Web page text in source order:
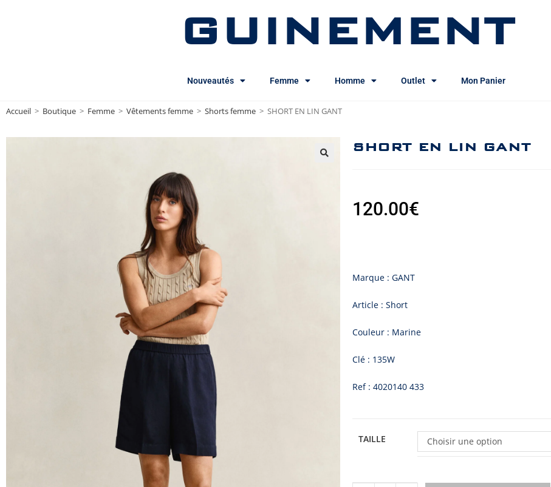
GUINEMENT
Nouveautés Femme Homme Outlet Mon Panier
Accueil > Boutique > Femme > Vêtements femme > Shorts femme > SHORT EN LIN GANT
SHORT EN LIN GANT
120.00€
Marque : GANT
Article : Short
Couleur : Marine
Clé : 135W
Ref : 4020140 433
TAILLE Choisir une option